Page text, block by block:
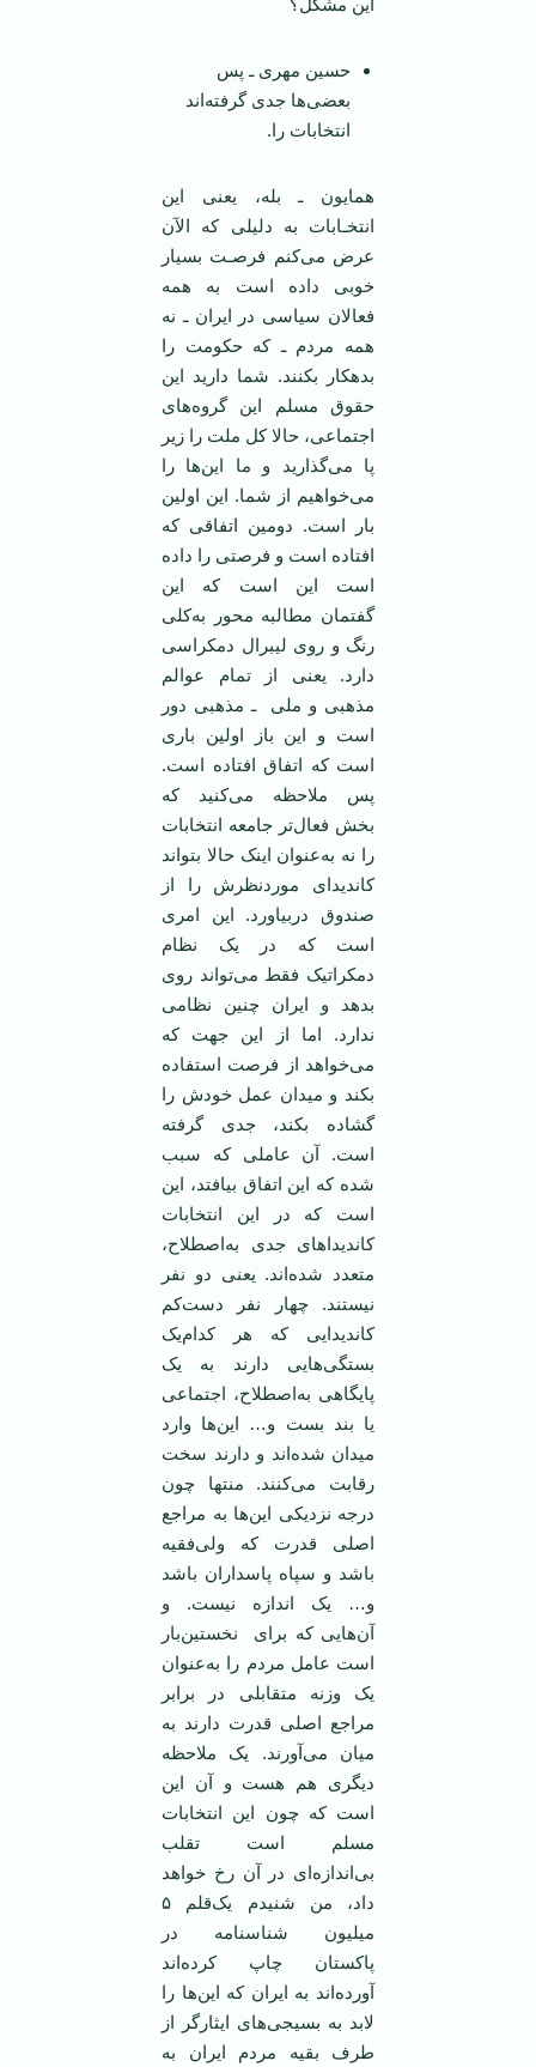
این مشکل؟
حسین مهری ـ پس
بعضی‌ها جدی گرفته‌اند
انتخابات را.
همایون ـ بله، یعنی این
انتخـابات به دلیلی که الآن
عرض می‌کنم فرصـت بسیار
خوبی داده است به همه
فعالان سیاسی در ایران ـ نه
همه مردم ـ که حکومت را
بدهکار بکنند. شما دارید این
حقوق مسلم این گروه‌های
اجتماعی، حالا کل ملت را زیر
پا می‌گذارید و ما این‌ها را
می‌خواهیم از شما. این اولین
بار است. دومین اتفاقی که
افتاده است و فرصتی را داده
است این است که این
گفتمان مطالبه محور به‌کلی
رنگ و روی لیبرال دمکراسی
دارد. یعنی از تمام عوالم
مذهبی و ملی ـ مذهبی دور
است و این باز اولین باری
است که اتفاق افتاده است.
پس ملاحظه می‌کنید که
بخش فعال‌تر جامعه انتخابات
را نه به‌عنوان اینک حالا بتواند
کاندیدای موردنظرش را از
صندوق دربیاورد. این امری
است که در یک نظام
دمکراتیک فقط می‌تواند روی
بدهد و ایران چنین نظامی
ندارد. اما از این جهت که
می‌خواهد از فرصت استفاده
بکند و میدان عمل خودش را
گشاده بکند، جدی گرفته
است. آن عاملی که سبب
شده که این اتفاق بیافتد، این
است که در این انتخابات
کاندیداهای جدی به‌اصطلاح،
متعدد شده‌اند. یعنی دو نفر
نیستند. چهار نفر دست‌کم
کاندیدایی که هر کدام‌یک
بستگی‌هایی دارند به یک
پایگاهی به‌اصطلاح، اجتماعی
یا بند بست و… این‌ها وارد
میدان شده‌اند و دارند سخت
رقابت می‌کنند. منتها چون
درجه نزدیکی این‌ها به مراجع
اصلی قدرت که ولی‌فقیه
باشد و سپاه پاسداران باشد
و… یک اندازه نیست. و
آن‌هایی که برای نخستین‌بار
است عامل مردم را به‌عنوان
یک وزنه متقابلی در برابر
مراجع اصلی قدرت دارند به
میان می‌آورند. یک ملاحظه
دیگری هم هست و آن این
است که چون این انتخابات
مسلم است تقلب
بی‌اندازه‌ای در آن رخ خواهد
داد، من شنیدم یک‌قلم ۵
میلیون شناسنامه در
پاکستان چاپ کرده‌اند
آورده‌اند به ایران که این‌ها را
لابد به بسیجی‌های ایثارگر از
طرف بقیه مردم ایران به